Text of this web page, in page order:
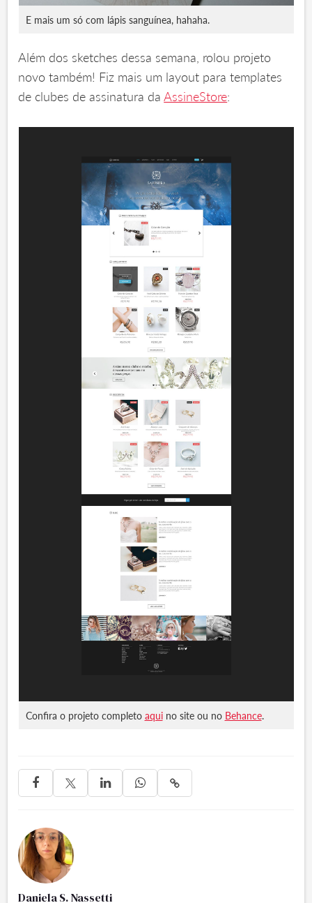
E mais um só com lápis sanguínea, hahaha.
Além dos sketches dessa semana, rolou projeto
novo também! Fiz mais um layout para templates
de clubes de assinatura daAssineStore:
Confira o projeto completo aquino site ou no Behance.
   
Daniela S. Nassetti